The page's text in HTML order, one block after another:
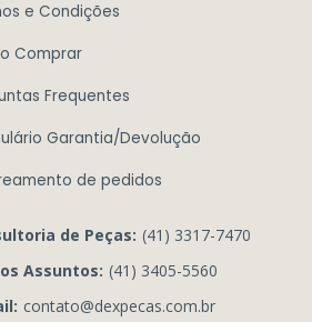
e Condições
Comprar
Frequentes
Garantia/Devolução
de pedidos
de Peças: (41) 3317-7470
Assuntos: (41) 3405-5560
contato@dexpecas.com.br